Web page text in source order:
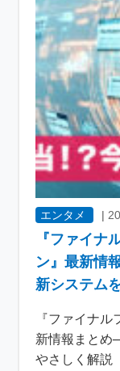
エンタメ |
『ファイナ
ン』最新情
新システム
『ファイナ
新情報まとめ
やさしく解説